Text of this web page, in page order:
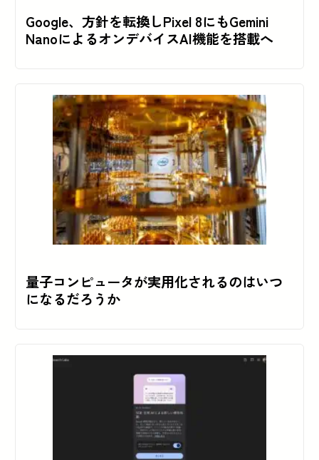
Google、方針を転換しPixel 8にもGemini
NanoによるオンデバイスAI機能を搭載へ
量子コンピュータが実用化されるのはいつ
になるだろうか